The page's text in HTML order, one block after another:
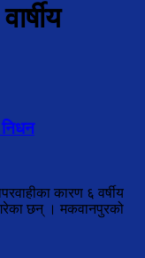
निधन
कारण ६ वर्षीय
छन् । मकवानपुरको